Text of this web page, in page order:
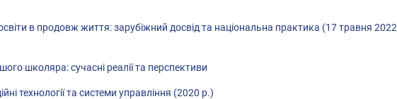
освіти в продовж життя: зарубіжний досвід та національна практика (17 травня 2022
школяра: сучасні реалії та перспективи
технології та системи управління (2020 р.)